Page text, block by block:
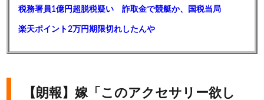
税務署員1億円超脱税疑い 詐取金で競艇か、国税当局
楽天ポイント2万円期限切れしたんや
【朗報】嫁「このアクセサリー欲し